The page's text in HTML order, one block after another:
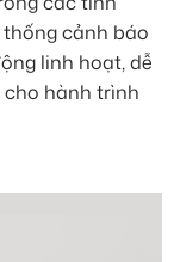
cảnh báo
linh hoạt, dễ
cho hành trình